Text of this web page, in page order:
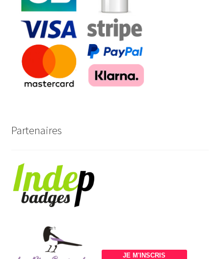
Partenaires
JE M'INSCRIS